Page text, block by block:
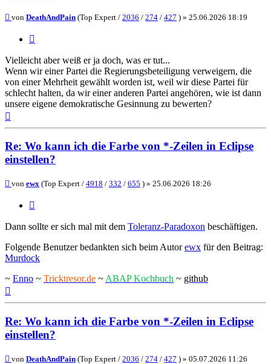
Beitrag
von DeathAndPain (Top Expert / 2036 / 274 / 427 ) » 25.06.2026 18:19
Vielleicht aber weiß er ja doch, was er tut...
Wenn wir einer Partei die Regierungsbeteiligung verweigern, die
von einer Mehrheit gewählt worden ist, weil wir diese Partei für
schlecht halten, da wir einer anderen Partei angehören, wie ist dann
unsere eigene demokratische Gesinnung zu bewerten?
Re: Wo kann ich die Farbe von *-Zeilen in Eclipse
einstellen?
Beitrag
von ewx (Top Expert / 4918 / 332 / 655 ) » 25.06.2026 18:26
Dann sollte er sich mal mit dem Toleranz-Paradoxon beschäftigen.
Folgende Benutzer bedankten sich beim Autorewx für den Beitrag:
Murdock
~ Enno ~ Tricktresor.de ~ ABAP Kochbuch ~ github
Re: Wo kann ich die Farbe von *-Zeilen in Eclipse
einstellen?
Beitrag
von DeathAndPain (Top Expert / 2036 / 274 / 427 ) » 05.07.2026 11:26